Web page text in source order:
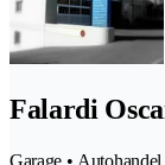
Falardi